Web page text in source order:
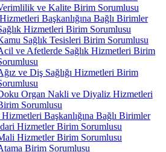
ve Kalite Birim Sorumlusu
Başkanlığına Bağlı Birimler
Hizmetleri Birim Sorumlusu
Sağlık Tesisleri Birim Sorumlusu
ve Afetlerde Sağlık Hizmetleri Birim
ve Diş Sağlığı Hizmetleri Birim
Organ Nakli ve Diyaliz Hizmetleri
Sorumlusu
Başkanlığına Bağlı Birimler
Hizmetler Birim Sorumlusu
Hizmetler Birim Sorumlusu
Birim Sorumlusu